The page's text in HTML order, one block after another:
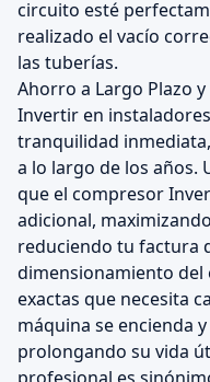
circuito esté
realizado el vacío
las tuberías.
Ahorro a Largo Plazo
Invertir en
tranquilidad
a lo largo de los años.
que el compresor
adicional,
reduciendo tu factura
dimensionamiento del
exactas que necesita
máquina se encienda
prolongando su vida